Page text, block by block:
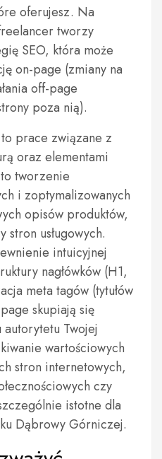
oferujesz. Na
tworzy
SEO, która może
on-page (zmiany na
off-page
poza nią).
prace związane z
oraz elementami
tworzenie
i zoptymalizowanych
opisów produktów,
stron usługowych.
intuicyjnej
nagłówków (H1,
meta tagów (tytułów
skupiają się
Twojej
wartościowych
stron internetowych,
czy
istotne dla
Dąbrowy Górniczej.